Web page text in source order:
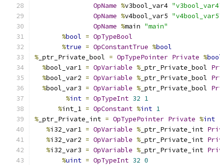
OpName %v3bool_var4
OpName %v4bool_var5
OpName %main "main"
%bool = OpTypeBool
%true = OpConstantTrue %bool
% _ptr_Private_bool = OpTypePointer Private %
%bool_var1 = OpVariable % _ptr_Private_bool
%bool_var2 = OpVariable % _ptr_Private_bool
%bool_var3 = OpVariable % _ptr_Private_bool
%int = OpTypeInt 32 1
%int_1 = OpConstant %int 1
% _ptr_Private_int = OpTypePointer Private %int
%i32_var1 = OpVariable % _ptr_Private_int
%i32_var2 = OpVariable % _ptr_Private_int
%i32_var3 = OpVariable % _ptr_Private_int
%uint = OpTypeInt 32 0